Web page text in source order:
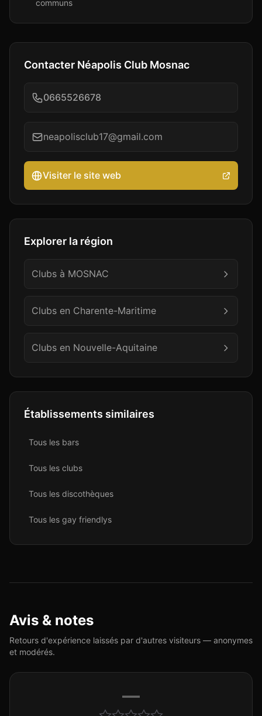
communs
Contacter Néapolis Club Mosnac
0665526678
neapolisclub17@gmail.com
Visiter le site web
Explorer la région
Clubs à MOSNAC
Clubs en Charente-Maritime
Clubs en Nouvelle-Aquitaine
Établissements similaires
Tous les bars
Tous les clubs
Tous les discothèques
Tous les gay friendlys
Avis & notes
Retours d'expérience laissés par d'autres visiteurs — anonymes
et modérés.
—